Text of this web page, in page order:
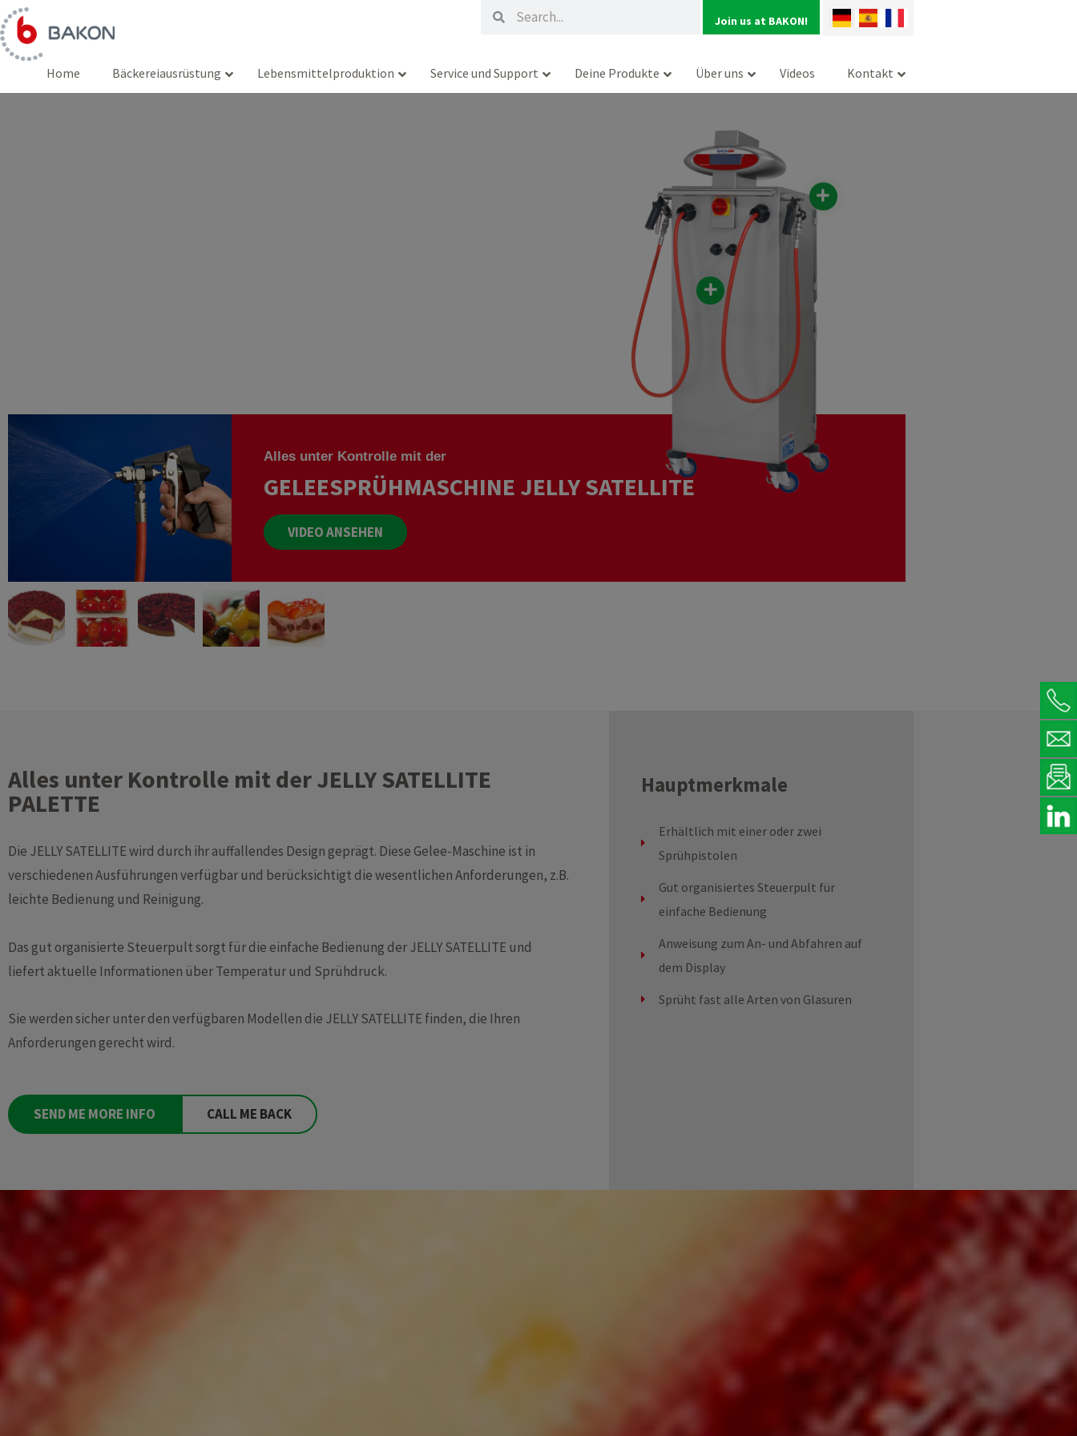
Zum
Inhalt
springen
SucheSuche
Join us at BAKON!
Home Bäckereiausrüstung Lebensmittelproduktion Service und Support Deine Produkte Über uns Videos Kontakt
Alles unter Kontrolle mit der
GELEESPRÜHMASCHINE JELLY SATELLITE
VIDEO ANSEHEN
Alles unter Kontrolle mit der JELLY SATELLITE
PALETTE
Die JELLY SATELLITE wird durch ihr auffallendes Design geprägt. Diese Gelee-Maschine ist in
verschiedenen Ausführungen verfügbar und berücksichtigt die wesentlichen Anforderungen, z.B.
leichte Bedienung und Reinigung.
Das gut organisierte Steuerpult sorgt für die einfache Bedienung der JELLY SATELLITE und
liefert aktuelle Informationen über Temperatur und Sprühdruck.
Sie werden sicher unter den verfügbaren Modellen die JELLY SATELLITE finden, die Ihren
Anforderungen gerecht wird.
SEND ME MORE INFO CALL ME BACK
Hauptmerkmale
Erhältlich mit einer oder zwei
Sprühpistolen
Gut organisiertes Steuerpult für
einfache Bedienung
Anweisung zum An- und Abfahren auf
dem Display
Sprüht fast alle Arten von Glasuren